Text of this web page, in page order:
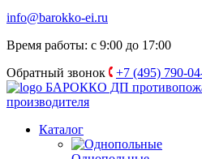
info@barokko-ei.ru
Время работы: с 9:00 до 17:00
Обратный звонок
+7 (495) 790-
БАРОККО ДП
производителя
Каталог